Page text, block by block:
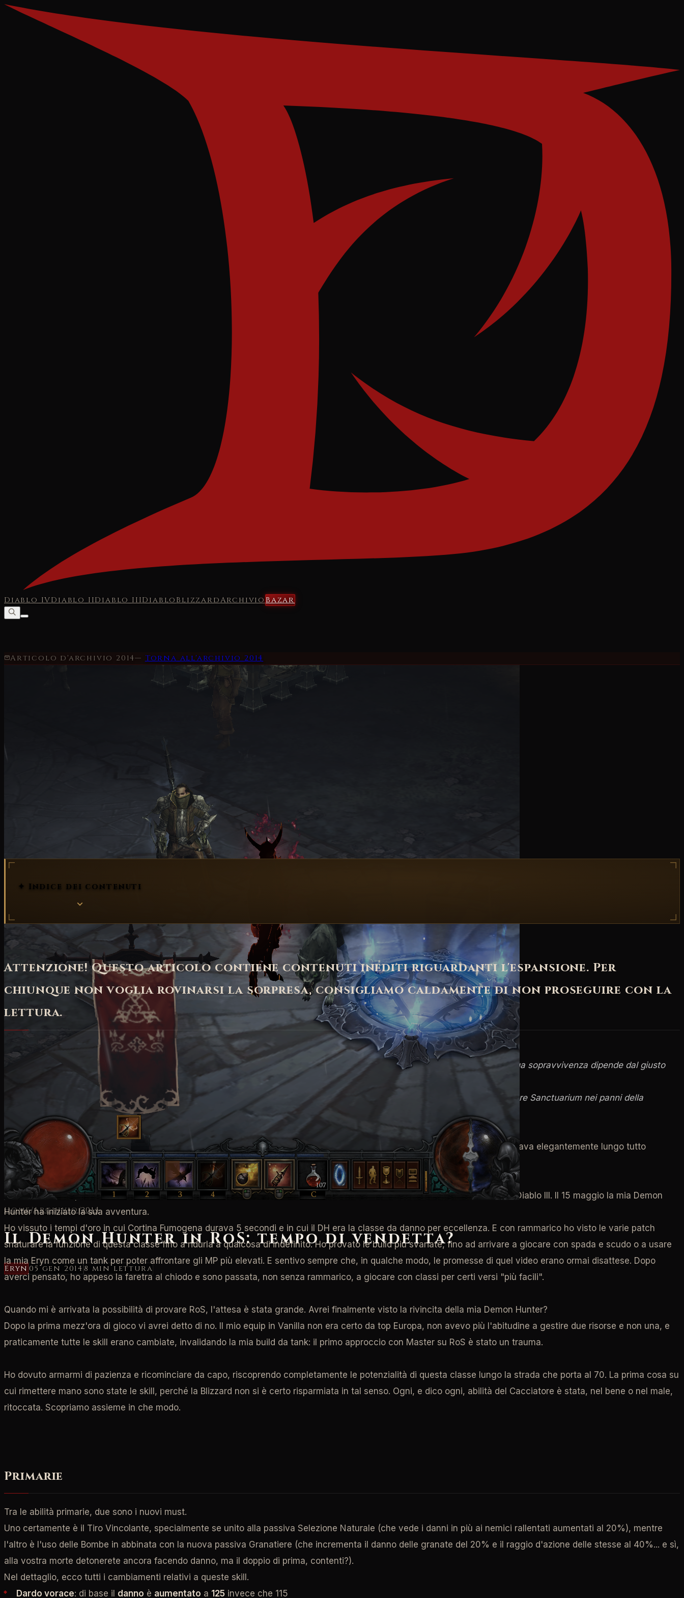
Diablo IVDiablo IIDiablo IIIDiabloBlizzardArchivioBazar
Articolo d'archivio 2014—Torna all'archivio2014
Home/Archivio/2014
Il Demon Hunter in RoS: tempo di vendetta?
Eryn 05 gen 2014 8 minlettura
✦ Indice dei contenuti
Attenzione! Questo articolo contiene contenuti inediti riguardanti l'espansione. Per
chiunque non voglia rovinarsi la sorpresa, consigliamo caldamente di non proseguire con la
lettura.
"Abile nelle armi a distanza [...] può braccare e annientare i demoni con un arsenale di balestre e congegni esplosivi [...] La sua sopravvivenza dipende dal giusto
equilibrio tra odio e disciplina; pertanto la cacciatrice di demoni deve affrontare le minacce con astuzia e strategia [...]
Se hai il coraggio e la tenacia necessaria a braccare e sterminare i servitori più temibili degli inferi, allora il tuo destino è liberare Sanctuarium nei panni della
cacciatrice di demoni."
Erano i tempi della beta, e ognuno di noi rimase affascinato dal video di presentazione del Cacciatore di Demoni, che volteggiava elegantemente lungo tutto
Sanctuarium seminando congegni mortali e portando la decadenza nelle file delle forze infernali.
Il mio fu amore a prima vista: ero stata Ladra in Diablo I e Amazzone in Diablo II. La Cacciatrice sarebbe stata la mia scelta in Diablo III. Il 15 maggio la mia Demon
Hunter ha iniziato la sua avventura.
Ho vissuto i tempi d'oro in cui Cortina Fumogena durava 5 secondi e in cui il DH era la classe da danno per eccellenza. E con rammarico ho visto le varie patch
snaturare la funzione di questa classe fino a ridurla a qualcosa di indefinito. Ho provato le build più svariate, fino ad arrivare a giocare con spada e scudo o a usare
la mia Eryn come un tank per poter affrontare gli MP più elevati. E sentivo sempre che, in qualche modo, le promesse di quel video erano ormai disattese. Dopo
averci pensato, ho appeso la faretra al chiodo e sono passata, non senza rammarico, a giocare con classi per certi versi "più facili".
Quando mi è arrivata la possibilità di provare RoS, l'attesa è stata grande. Avrei finalmente visto la rivincita della mia Demon Hunter?
Dopo la prima mezz'ora di gioco vi avrei detto di no. Il mio equip in Vanilla non era certo da top Europa, non avevo più l'abitudine a gestire due risorse e non una, e
praticamente tutte le skill erano cambiate, invalidando la mia build da tank: il primo approccio con Master su RoS è stato un trauma.
Ho dovuto armarmi di pazienza e ricominciare da capo, riscoprendo completamente le potenzialità di questa classe lungo la strada che porta al 70. La prima cosa su
cui rimettere mano sono state le skill, perché la Blizzard non si è certo risparmiata in tal senso. Ogni, e dico ogni, abilità del Cacciatore è stata, nel bene o nel male,
ritoccata. Scopriamo assieme in che modo.
Primarie
Tra le abilità primarie, due sono i nuovi must.
Uno certamente è il Tiro Vincolante, specialmente se unito alla passiva Selezione Naturale (che vede i danni in più ai nemici rallentati aumentati al 20%), mentre
l'altro è l'uso delle Bombe in abbinata con la nuova passiva Granatiere (che incrementa il danno delle granate del 20% e il raggio d'azione delle stesse al 40%... e sì,
alla vostra morte detonerete ancora facendo danno, ma il doppio di prima, contenti?).
Nel dettaglio, ecco tutti i cambiamenti relativi a queste skill.
Dardo vorace: di base il danno è aumentato a 125invece che 115